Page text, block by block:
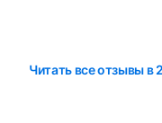
Читать все отзывы в